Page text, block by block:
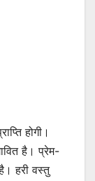
होगी।
है। प्रेम-
हरी वस्तु